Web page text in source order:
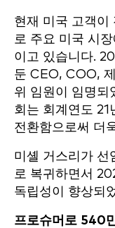
현재 미국 고객이
로 주요 미국 시
이고 있습니다.
둔 CEO, COO,
위 임원이 임명되
회는 회계연도 21
전환함으로써 더
미셸 거스리가 선
로 복귀하면서
독립성이 향상되
프로슈머로 540